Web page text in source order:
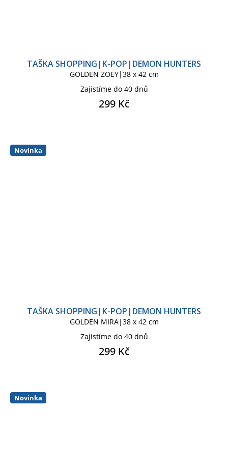
TAŠKA SHOPPING|K-POP|DEMON HUNTERS
GOLDEN ZOEY|38 x 42 cm
Zajistíme do 40 dnů
299 Kč
Novinka
TAŠKA SHOPPING|K-POP|DEMON HUNTERS
GOLDEN MIRA|38 x 42 cm
Zajistíme do 40 dnů
299 Kč
Novinka